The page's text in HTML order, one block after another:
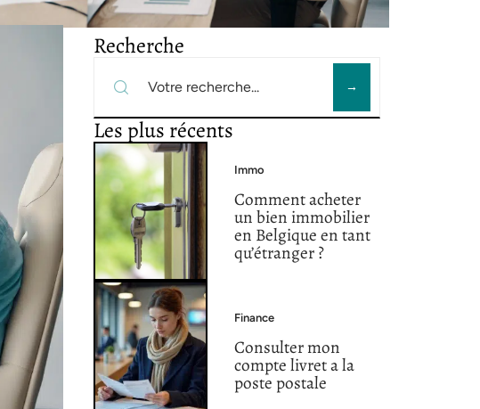
Recherche
Les plus récents
Immo
Comment acheter
un bien immobilier
en Belgique en tant
qu’étranger ?
Finance
Consulter mon
compte livret a la
poste postale